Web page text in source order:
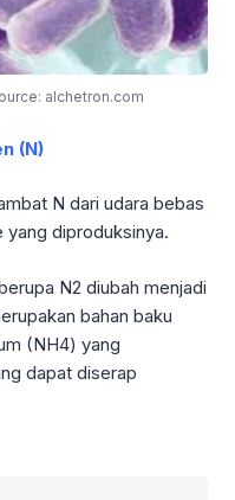
alchetron.com
(N)
N dari udara bebas
yang diproduksinya.
N2 diubah menjadi
bahan baku
(NH4) yang
dapat diserap